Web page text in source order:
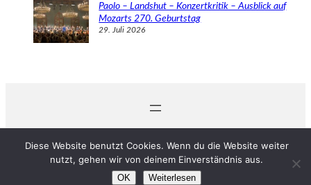
Paolo – Landshut – Konzertkritik – Ausblick auf
Mozarts 270. Geburtstag
29. Juli 2026
Diese Website benutzt Cookies. Wenn du die Website weiter
nutzt, gehen wir von deinem Einverständnis aus.
OK Weiterlesen